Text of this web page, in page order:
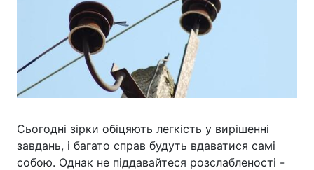
Сьогодні зірки обіцяють легкість у вирішенні
завдань, і багато справ будуть вдаватися самі
собою. Однак не піддавайтеся розслабленості -